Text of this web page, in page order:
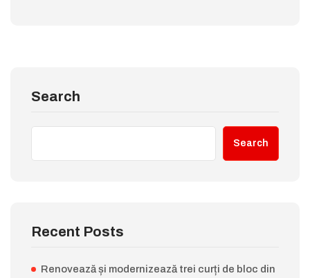
Search
Search
Recent Posts
Renovează și modernizează trei curți de bloc din